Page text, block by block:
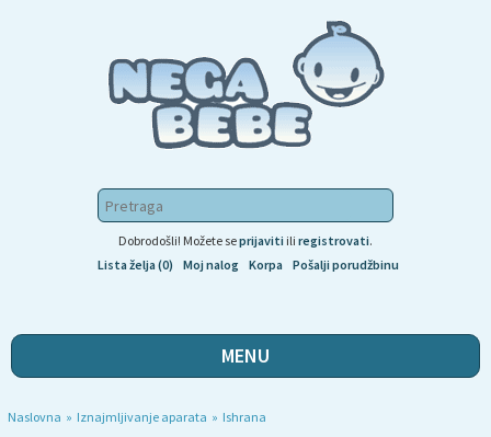
Dobrodošli! Možete seprijaviti ili registrovati.
Lista želja (0)
Moj nalog Korpa Pošalji porudžbinu
MENU
Naslovna » Iznajmljivanje aparata » Ishrana